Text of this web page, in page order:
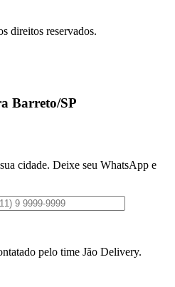
direitos reservados.
Barreto/SP
cidade. Deixe seu WhatsApp e
pelo time Jão Delivery.